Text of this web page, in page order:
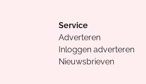
Service
Adverteren
Inloggen adverteren
Nieuwsbrieven